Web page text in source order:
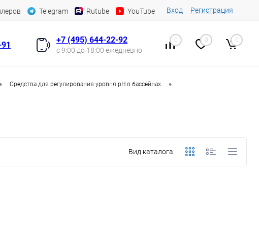
Telegram Rutube YouTube Вход Регистрация
+7 (495) 644-22-92
с 9:00 до 18:00 ежедневно
0 0 0
Средства для регулирования уровня pH в бассейнах •
Вид каталога: